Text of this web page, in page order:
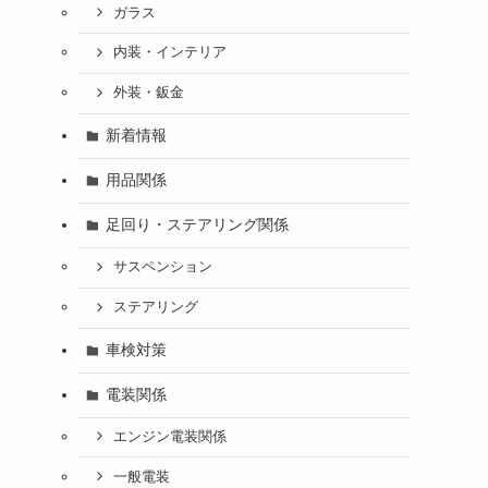
ガラス
内装・インテリア
外装・鈑金
新着情報
用品関係
足回り・ステアリング関係
サスペンション
ステアリング
車検対策
電装関係
エンジン電装関係
一般電装